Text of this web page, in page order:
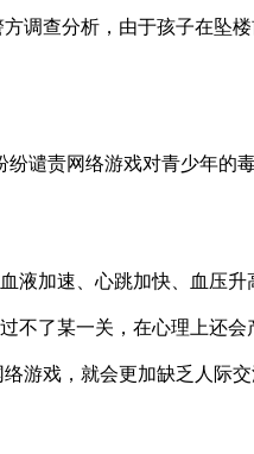
查分析，由于孩子在坠楼
责网络游戏对青少年的
速、心跳加快、血压升
了某一关，在心理上还会
戏，就会更加缺乏人际交